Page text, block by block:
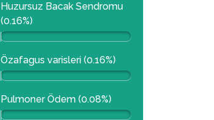
Huzursuz Bacak Sendromu
(0.16%)
Özafagus varisleri (0.16%)
Pulmoner Ödem (0.08%)